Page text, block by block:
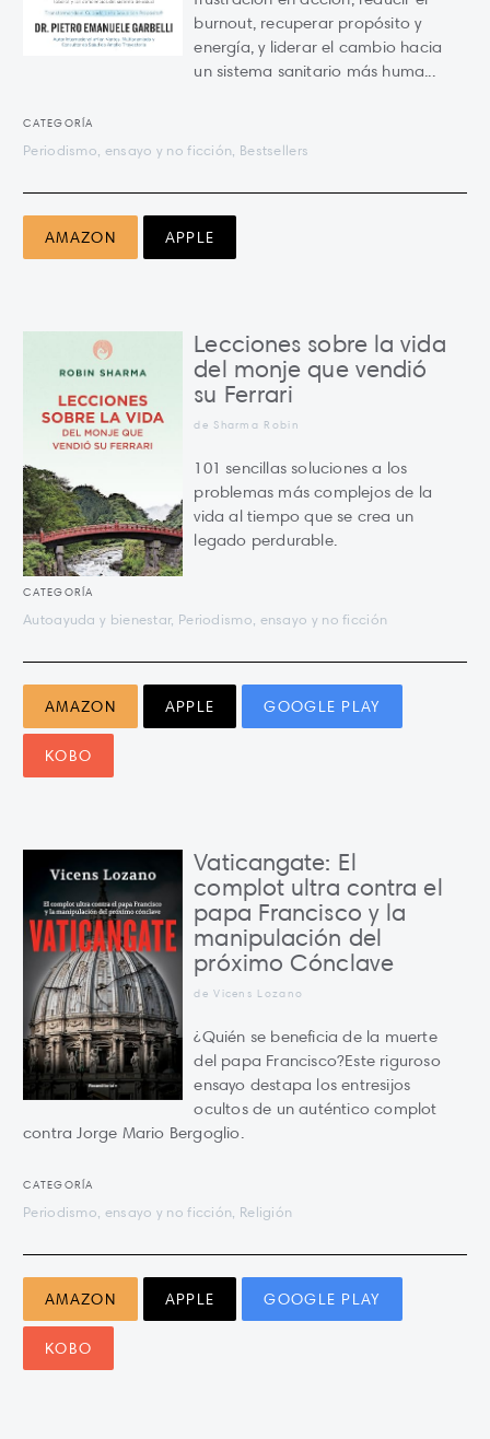
burnout, recuperar propósito y
energía, y liderar el cambio hacia
un sistema sanitario más huma...
CATEGORÍA
Periodismo, ensayo y no ficción, Bestsellers
AMAZON APPLE
Lecciones sobre la vida
del monje que vendió
su Ferrari
de Sharma Robin
101 sencillas soluciones a los
problemas más complejos de la
vida al tiempo que se crea un
legado perdurable.
CATEGORÍA
Autoayuda y bienestar, Periodismo, ensayo y no ficción
AMAZON APPLE GOOGLE PLAY
KOBO
Vaticangate: El
complot ultra contra el
papa Francisco y la
manipulación del
próximo Cónclave
de Vicens Lozano
¿Quién se beneficia de la muerte
del papa Francisco?Este riguroso
ensayo destapa los entresijos
ocultos de un auténtico complot
contra Jorge Mario Bergoglio.
CATEGORÍA
Periodismo, ensayo y no ficción, Religión
AMAZON APPLE GOOGLE PLAY
KOBO